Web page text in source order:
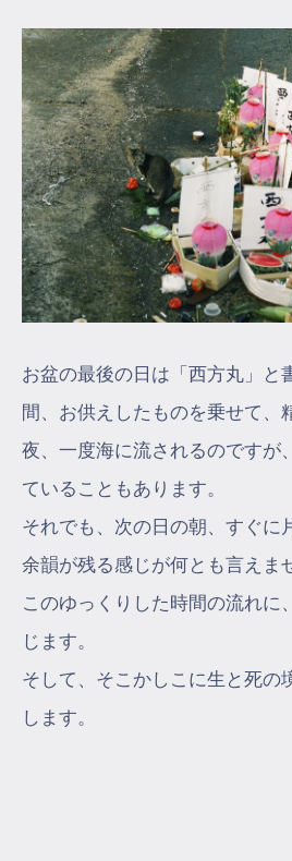
お盆の最後の日は「西方丸」と
間、お供えしたものを乗せて、
夜、一度海に流されるのですが
ていることもあります。
それでも、次の日の朝、すぐに
余韻が残る感じが何とも言えま
このゆっくりした時間の流れに
じます。
そして、そこかしこに生と死の
します。